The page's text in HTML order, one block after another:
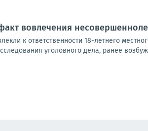
вовлечения
к ответственности 18-летнего
уголовного дела, ранее